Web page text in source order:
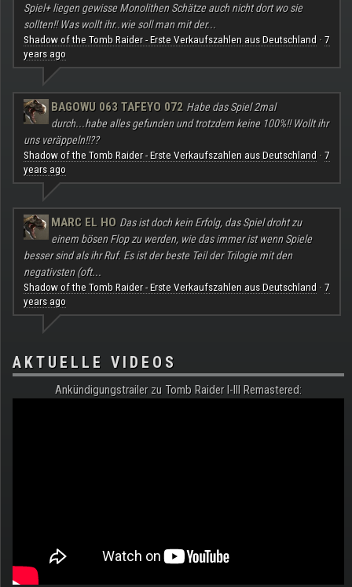
Spiel+ liegen gewisse Monolithen Schätze auch nicht dort wo sie
sollten!! Was wollt ihr..wie soll man mit der...
Shadow of the Tomb Raider - Erste Verkaufszahlen aus Deutschland · 7
years ago
BAGOWU 063 TAFEYO 072 Habe das Spiel 2mal
durch...habe alles gefunden und trotzdem keine 100%!! Wollt ihr
uns veräppeln!!??
Shadow of the Tomb Raider - Erste Verkaufszahlen aus Deutschland · 7
years ago
MARC EL HO Das ist doch kein Erfolg, das Spiel droht zu
einem bösen Flop zu werden, wie das immer ist wenn Spiele
besser sind als ihr Ruf. Es ist der beste Teil der Trilogie mit den
negativsten (oft...
Shadow of the Tomb Raider - Erste Verkaufszahlen aus Deutschland · 7
years ago
AKTUELLE VIDEOS
Ankündigungstrailer zu Tomb Raider I-III Remastered: